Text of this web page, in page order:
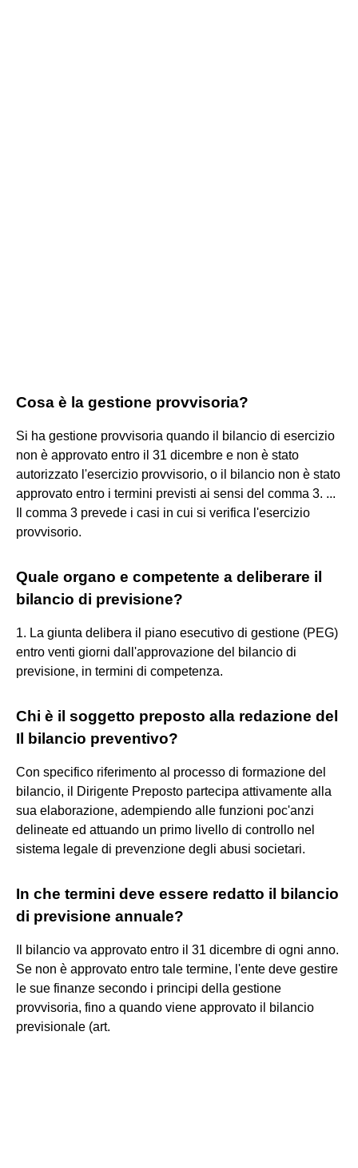
Cosa è la gestione provvisoria?
Si ha gestione provvisoria quando il bilancio di esercizio
non è approvato entro il 31 dicembre e non è stato
autorizzato l'esercizio provvisorio, o il bilancio non è stato
approvato entro i termini previsti ai sensi del comma 3. ...
Il comma 3 prevede i casi in cui si verifica l'esercizio
provvisorio.
Quale organo e competente a deliberare il
bilancio di previsione?
1. La giunta delibera il piano esecutivo di gestione (PEG)
entro venti giorni dall'approvazione del bilancio di
previsione, in termini di competenza.
Chi è il soggetto preposto alla redazione del
Il bilancio preventivo?
Con specifico riferimento al processo di formazione del
bilancio, il Dirigente Preposto partecipa attivamente alla
sua elaborazione, adempiendo alle funzioni poc'anzi
delineate ed attuando un primo livello di controllo nel
sistema legale di prevenzione degli abusi societari.
In che termini deve essere redatto il bilancio
di previsione annuale?
Il bilancio va approvato entro il 31 dicembre di ogni anno.
Se non è approvato entro tale termine, l'ente deve gestire
le sue finanze secondo i principi della gestione
provvisoria, fino a quando viene approvato il bilancio
previsionale (art.